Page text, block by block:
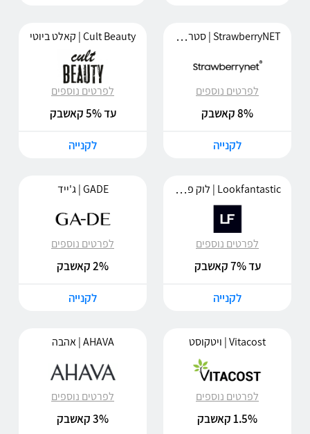
StrawberryNET | סטרוברינט
לפרטים נוספים
8% קאשבק
לקנייה
Cult Beauty | קאלט ביוטי
לפרטים נוספים
עד 5% קאשבק
לקנייה
Lookfantastic | לוק פנטסטיק
לפרטים נוספים
עד 7% קאשבק
לקנייה
GADE | ג'ייד
לפרטים נוספים
2% קאשבק
לקנייה
Vitacost | ויטקוסט
לפרטים נוספים
1.5% קאשבק
AHAVA | אהבה
לפרטים נוספים
3% קאשבק